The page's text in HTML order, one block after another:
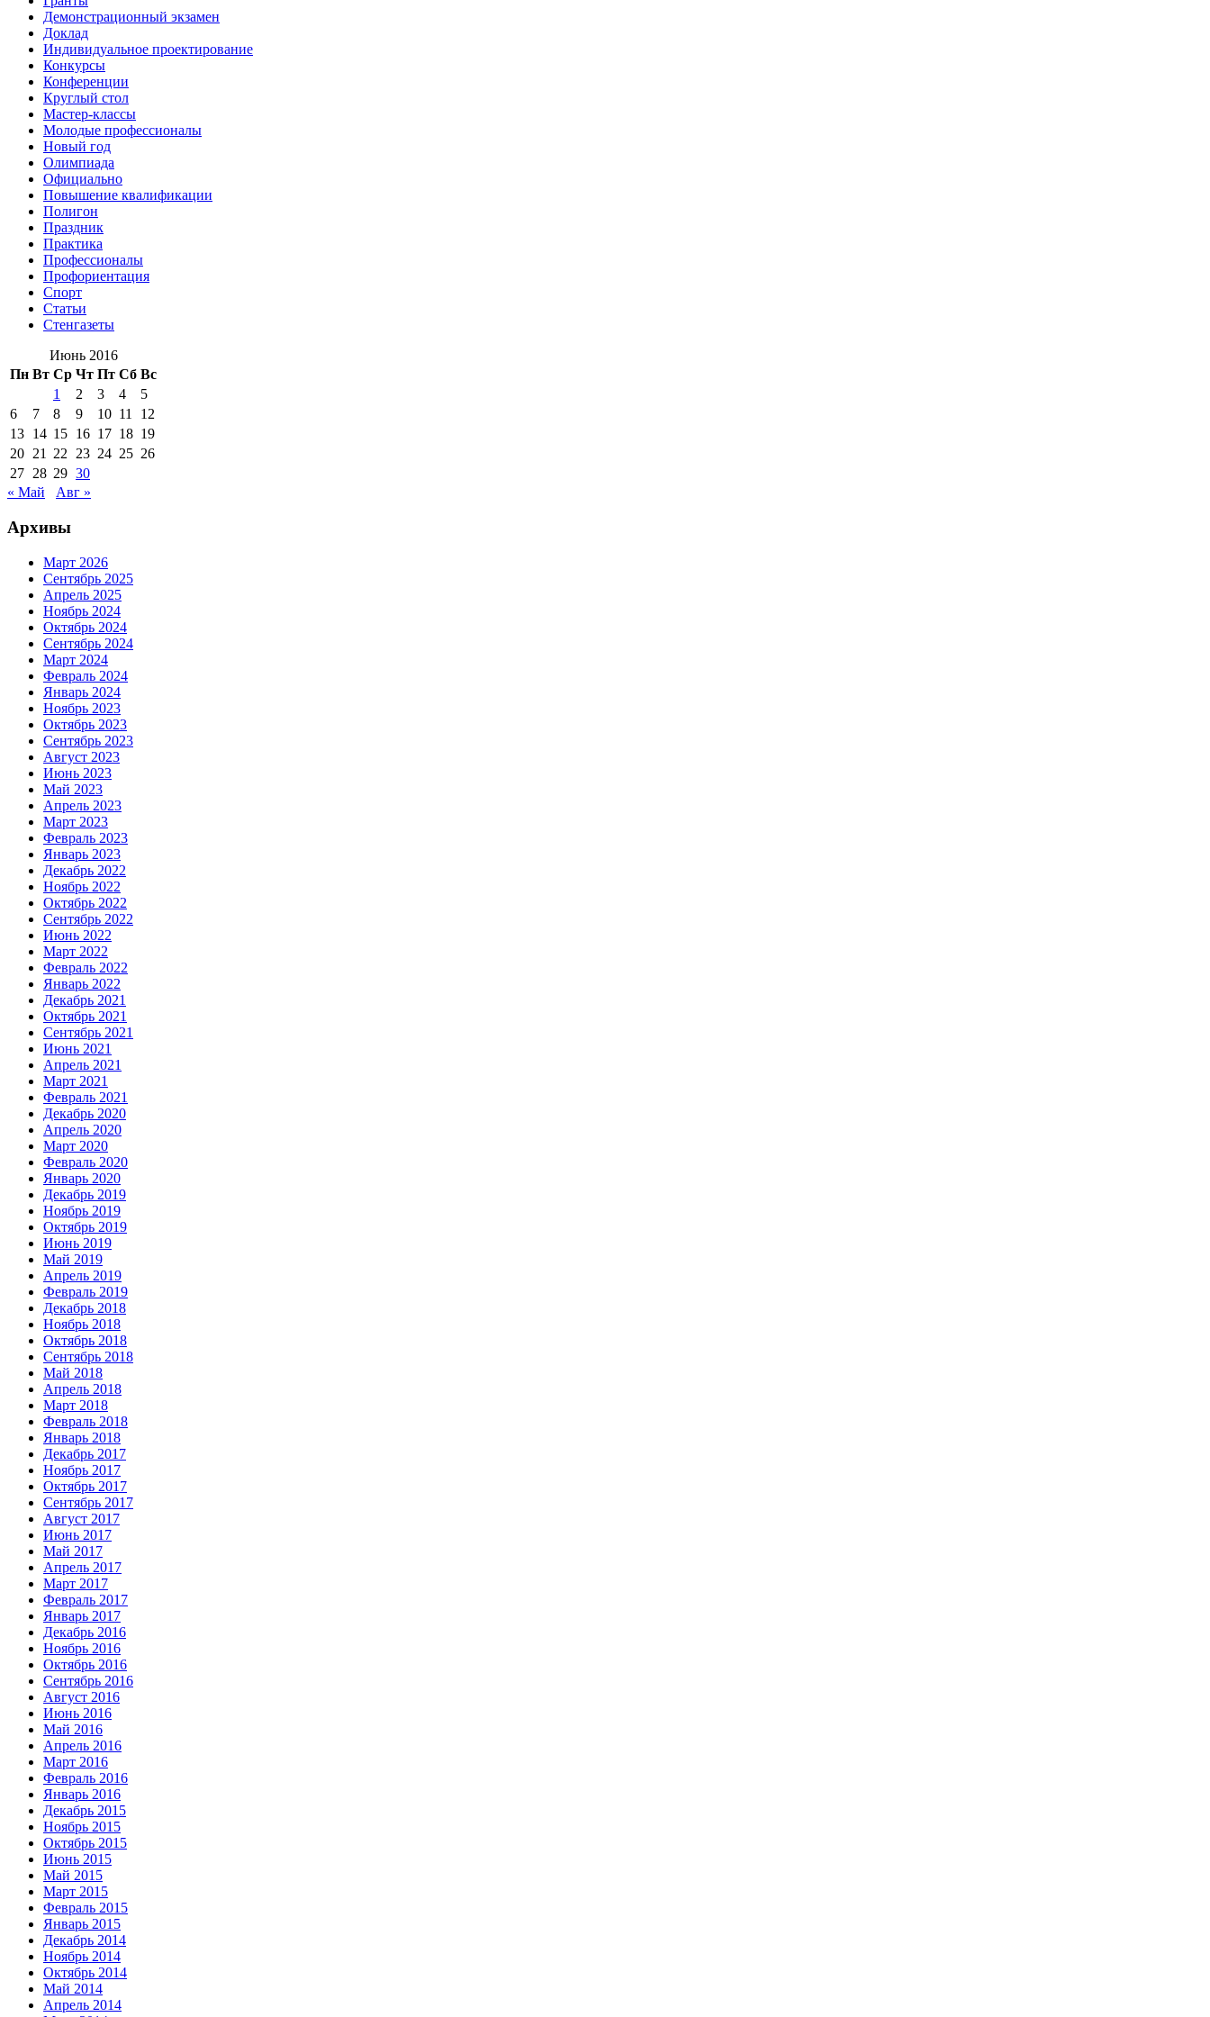
Демонстрационный экзамен
Доклад
Индивидуальное проектирование
Конкурсы
Конференции
Круглый стол
Мастер-классы
Молодые профессионалы
Новый год
Олимпиада
Официально
Повышение квалификации
Полигон
Праздник
Практика
Профессионалы
Профориентация
Спорт
Статьи
Стенгазеты
Июнь 2016
Пн Вт Ср Чт Пт Сб Вс
1
2 3 4
5
6
7 8 9 10 11
12
13 14 15 16 17 18 19
20 21 22 23 24 25 26
27 28 29 30
« Май
Авг »
Архивы
Март 2026
Сентябрь 2025
Апрель 2025
Ноябрь 2024
Октябрь 2024
Сентябрь 2024
Март 2024
Февраль 2024
Январь 2024
Ноябрь 2023
Октябрь 2023
Сентябрь 2023
Август 2023
Июнь 2023
Май 2023
Апрель 2023
Март 2023
Февраль 2023
Январь 2023
Декабрь 2022
Ноябрь 2022
Октябрь 2022
Сентябрь 2022
Июнь 2022
Март 2022
Февраль 2022
Январь 2022
Декабрь 2021
Октябрь 2021
Сентябрь 2021
Июнь 2021
Апрель 2021
Март 2021
Февраль 2021
Декабрь 2020
Апрель 2020
Март 2020
Февраль 2020
Январь 2020
Декабрь 2019
Ноябрь 2019
Октябрь 2019
Июнь 2019
Май 2019
Апрель 2019
Февраль 2019
Декабрь 2018
Ноябрь 2018
Октябрь 2018
Сентябрь 2018
Май 2018
Апрель 2018
Март 2018
Февраль 2018
Январь 2018
Декабрь 2017
Ноябрь 2017
Октябрь 2017
Сентябрь 2017
Август 2017
Июнь 2017
Май 2017
Апрель 2017
Март 2017
Февраль 2017
Январь 2017
Декабрь 2016
Ноябрь 2016
Октябрь 2016
Сентябрь 2016
Август 2016
Июнь 2016
Май 2016
Апрель 2016
Март 2016
Февраль 2016
Январь 2016
Декабрь 2015
Ноябрь 2015
Октябрь 2015
Июнь 2015
Май 2015
Март 2015
Февраль 2015
Январь 2015
Декабрь 2014
Ноябрь 2014
Октябрь 2014
Май 2014
Апрель 2014